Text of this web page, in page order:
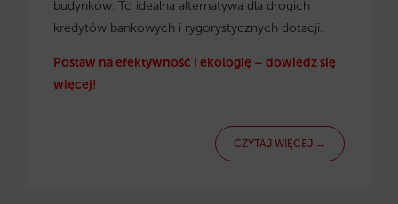
budynków. To idealna alternatywa dla drogich
kredytów bankowych i rygorystycznych dotacji.
Postaw na efektywność i ekologię – dowiedz się
więcej!
CZYTAJ WIĘCEJ →